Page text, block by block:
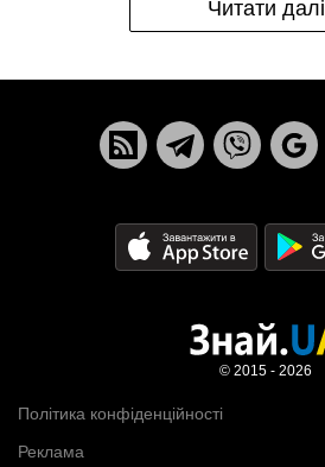
Читати далі
Політика конфіденційності
Реклама
© 2015 - 2026